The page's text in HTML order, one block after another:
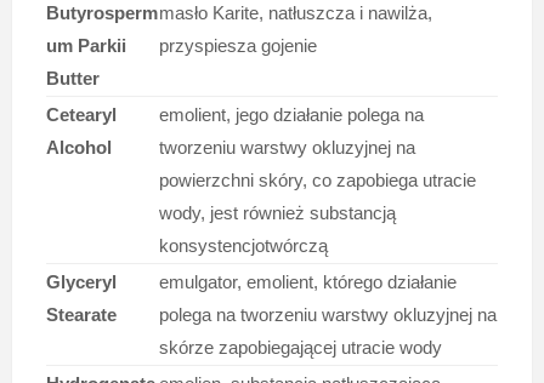
Butyrosperm
um Parkii
Butter
masło Karite, natłuszcza i nawilża,
przyspiesza gojenie
Cetearyl
Alcohol
emolient, jego działanie polega na
tworzeniu warstwy okluzyjnej na
powierzchni skóry, co zapobiega utracie
wody, jest również substancją
konsystencjotwórczą
Glyceryl
Stearate
emulgator, emolient, którego działanie
polega na tworzeniu warstwy okluzyjnej na
skórze zapobiegającej utracie wody